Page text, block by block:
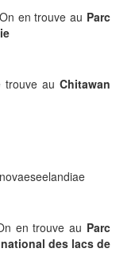
en trouve au Parc
trouve au Chitawan
en trouve au Parc
des lacs de